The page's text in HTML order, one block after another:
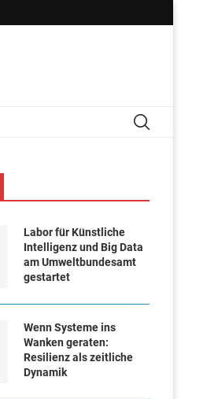
Labor für Künstliche
Intelligenz und Big Data
am Umweltbundesamt
gestartet
Wenn Systeme ins
Wanken geraten:
Resilienz als zeitliche
Dynamik